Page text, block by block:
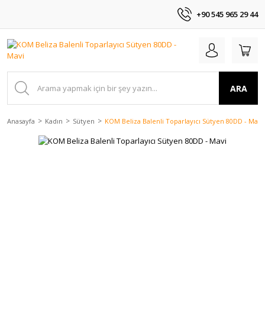
+90 545 965 29 44
ARA
Anasayfa Kadın Sütyen KOM Beliza Balenli Toparlayıcı Sütyen 80DD - Mavi